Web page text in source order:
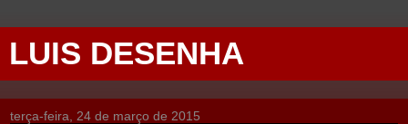
LUIS DESENHA
terça-feira, 24 de março de 2015